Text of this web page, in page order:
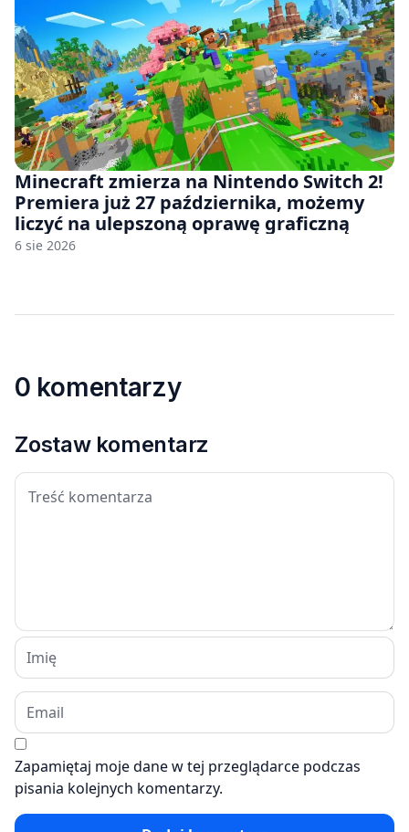
Minecraft zmierza na Nintendo Switch 2!
Premiera już 27 października, możemy
liczyć na ulepszoną oprawę graficzną
6 sie 2026
0 komentarzy
Zostaw komentarz
Zapamiętaj moje dane w tej przeglądarce podczas
pisania kolejnych komentarzy.